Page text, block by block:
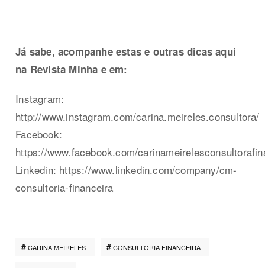
Já sabe, acompanhe estas e outras dicas aqui
na Revista Minha e em:
Instagram:
http://www.instagram.com/carina.meireles.consultora/
Facebook:
https://www.facebook.com/
Linkedin: https://www.linkedin.com/company/cm-
consultoria-financeira
CARINA MEIRELES CONSULTORIA FINANCEIRA